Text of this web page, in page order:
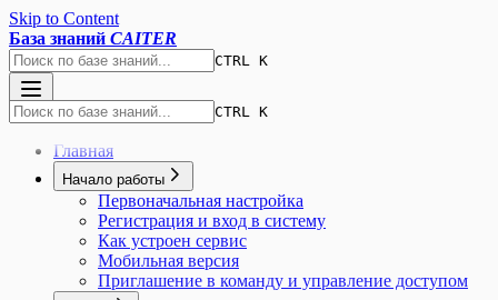
Skip to Content
База знаний CAITER
CTRL K
CTRL K
Главная
Начало работы
Первоначальная настройка
Регистрация и вход в систему
Как устроен сервис
Мобильная версия
Приглашение в команду и управление доступом